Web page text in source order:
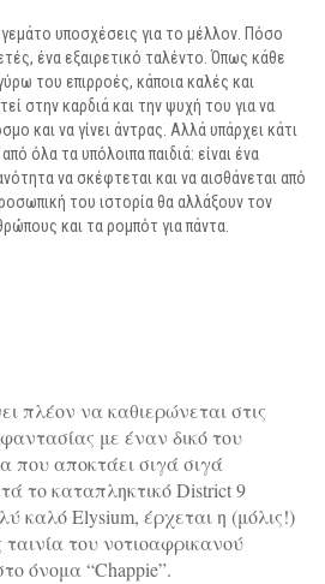
υποσχέσεις για το μέλλον. Πόσο
ένα εξαιρετικό ταλέντο. Όπως κάθε
του επιρροές, κάποια καλές και
στην καρδιά και την ψυχή του για να
και να γίνει άντρας. Αλλά υπάρχει κάτι
όλα τα υπόλοιπα παιδιά: είναι ένα
να σκέφτεται και να αισθάνεται από
του ιστορία θα αλλάξουν τον
και τα ρομπότ για πάντα.
πλέον να καθιερώνεται στις
φαντασίας με έναν δικό του
που αποκτάει σιγά σιγά
το καταπληκτικό District 9
καλό Elysium, έρχεται η (μόλις!)
του νοτιοαφρικανού
όνομα “Chappie”.